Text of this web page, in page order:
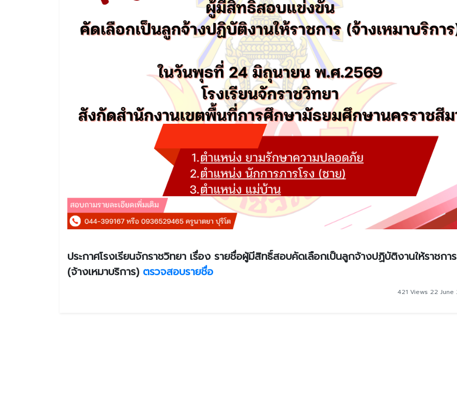
ประกาศโรงเรียนจักราชวิทยา เรื่อง รายชื่อผู้มีสิทธิ์สอบคัดเลือกเป็นลูกจ้างปฏิบัติงานให้ราชการ
(จ้างเหมาบริการ) ตรวจสอบรายชื่อ
421 Views 22